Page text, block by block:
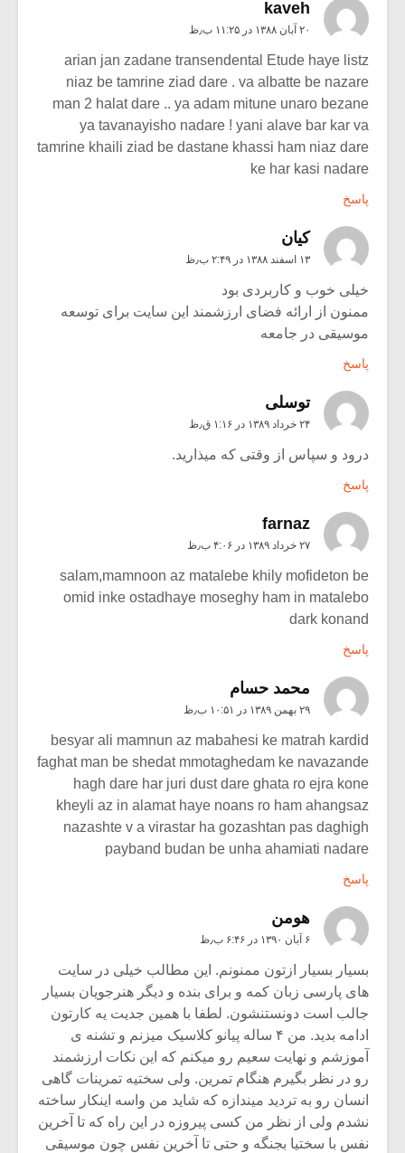
kaveh
۲۰ آبان ۱۳۸۸ در ۱۱:۲۵ ب٫ظ
arian jan zadane transendental Etude haye listz
niaz be tamrine ziad dare . va albatte be nazare
man 2 halat dare .. ya adam mitune unaro bezane
ya tavanayisho nadare ! yani alave bar kar va
tamrine khaili ziad be dastane khassi ham niaz dare
ke har kasi nadare
پاسخ
كيان
۱۳ اسفند ۱۳۸۸ در ۲:۴۹ ب٫ظ
خیلی خوب و کاربردی بود
ممنون از ارائه فضای ارزشمند این سایت برای توسعه
موسیقی در جامعه
پاسخ
توسلی
۲۴ خرداد ۱۳۸۹ در ۱:۱۶ ق٫ظ
درود و سپاس از وقتی که میذارید.
پاسخ
farnaz
۲۷ خرداد ۱۳۸۹ در ۴:۰۶ ب٫ظ
salam,mamnoon az matalebe khily mofideton be
omid inke ostadhaye moseghy ham in matalebo
dark konand
پاسخ
محمد حسام
۲۹ بهمن ۱۳۸۹ در ۱۰:۵۱ ب٫ظ
besyar ali mamnun az mabahesi ke matrah kardid
faghat man be shedat mmotaghedam ke navazande
hagh dare har juri dust dare ghata ro ejra kone
kheyli az in alamat haye noans ro ham ahangsaz
nazashte v a virastar ha gozashtan pas daghigh
payband budan be unha ahamiati nadare
پاسخ
هومن
۶ آبان ۱۳۹۰ در ۶:۴۶ ب٫ظ
بسیار بسیار ازتون ممنونم. این مطالب خیلی در سایت
های پارسی زبان کمه و برای بنده و دیگر هنرجویان بسیار
جالب است دونستنشون. لطفا با همین جدیت یه کارتون
ادامه بدید. من ۴ ساله پیانو کلاسیک میزنم و تشنه ی
آموزشم و نهایت سعیم رو میکنم که این نکات ارزشمند
رو در نظر بگیرم هنگام تمرین. ولی سختیه تمرینات گاهی
انسان رو به تردید میندازه که شاید من واسه اینکار ساخته
نشدم ولی از نظر من کسی پیروزه در این راه که تا آخرین
نفس با سختیا بجنگه و حتی تا آخرین نفس چون موسیقی